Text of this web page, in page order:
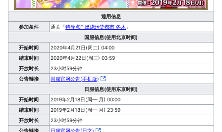
通用信息
参加条件
通关「特异点F 燃烧污染都市 冬木 」
国服信息(使用北京时间)
开始时间
2020年4月21日(周二) 04:00
结束时间
2020年4月22日(周三) 03:59
开放时长
23小时59分钟
公告链接
国服官网公告(手机版)
日服信息(使用东京时间)
开始时间
2019年2月18日(周一·月) 00:00
结束时间
2019年2月18日(周一·月) 23:59
开放时长
23小时59分钟
公告链接
日服官网公告(日文)